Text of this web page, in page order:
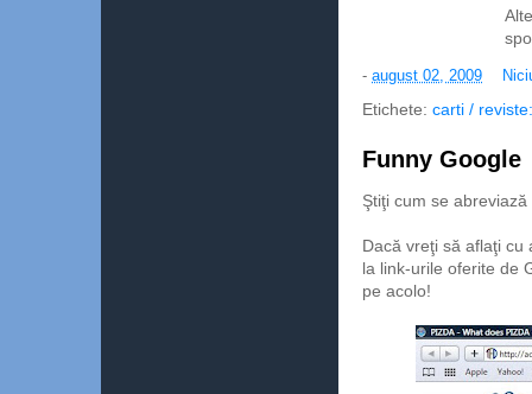
- august 02, 2009
Etichete: carti /
Funny Google
Ştiţi cum se abreviază
Dacă vreţi să aflaţi
la link-urile oferite de
pe acolo!